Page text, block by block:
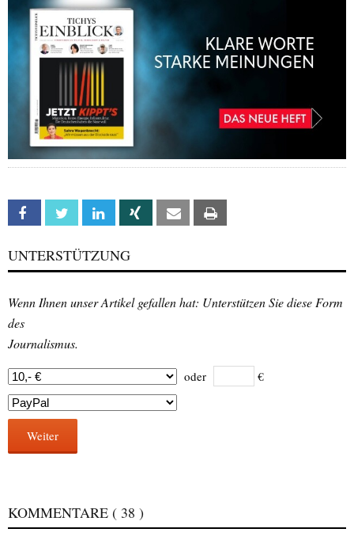
Facebook Twitter Linkedin Xing Email
UNTERSTÜTZUNG
Wenn Ihnen unser Artikel gefallen hat: Unterstützen Sie diese Form
des
Journalismus.
oder €
Weiter
KOMMENTARE ( 38 )